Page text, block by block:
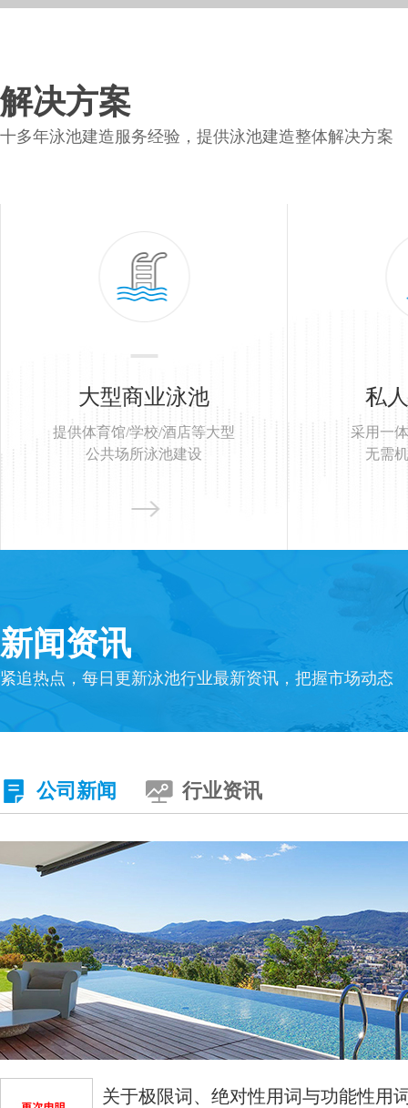
解决方案
十多年泳池建造服务经验，提供泳池建造整体解决方案
大型商业泳池
提供体育馆/学校/酒店等大型
公共场所泳池建设
私
采用一
无需
新闻资讯
紧追热点，每日更新泳池行业最新资讯，把握市场动态
公司新闻 行业资讯
关于极限词、绝对性用词与功能性用